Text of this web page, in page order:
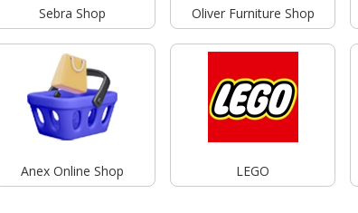
Sebra Shop Oliver Furniture Shop
Anex Online Shop LEGO